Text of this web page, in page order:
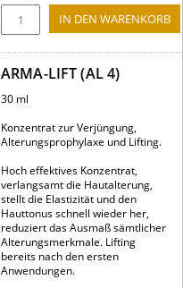
ARMA-LIFT (AL 4)
30 ml
Konzentrat zur Verjüngung,
Alterungsprophylaxe und Lifting.
Hoch effektives Konzentrat,
verlangsamt die Hautalterung,
stellt die Elastizität und den
Hauttonus schnell wieder her,
reduziert das Ausmaß sämtlicher
Alterungsmerkmale. Lifting
bereits nach den ersten
Anwendungen.